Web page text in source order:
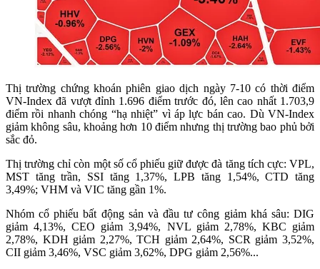
Thị trường chứng khoán phiên giao dịch ngày 7-10 có thời điểm
VN-Index đã vượt đỉnh 1.696 điểm trước đó, lên cao nhất 1.703,9
điểm rồi nhanh chóng “hạ nhiệt” vì áp lực bán cao. Dù VN-Index
giảm không sâu, khoảng hơn 10 điểm nhưng thị trường bao phủ bởi
sắc đỏ.
Thị trường chỉ còn một số cổ phiếu giữ được đà tăng tích cực: VPL,
MST tăng trần, SSI tăng 1,37%, LPB tăng 1,54%, CTD tăng
3,49%; VHM và VIC tăng gần 1%.
Nhóm cổ phiếu bất động sản và đầu tư công giảm khá sâu: DIG
giảm 4,13%, CEO giảm 3,94%, NVL giảm 2,78%, KBC giảm
2,78%, KDH giảm 2,27%, TCH giảm 2,64%, SCR giảm 3,52%,
CII giảm 3,46%, VSC giảm 3,62%, DPG giảm 2,56%...